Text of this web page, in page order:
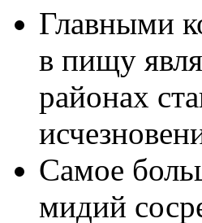
Главными
в пищу
районах
Самое
мидий